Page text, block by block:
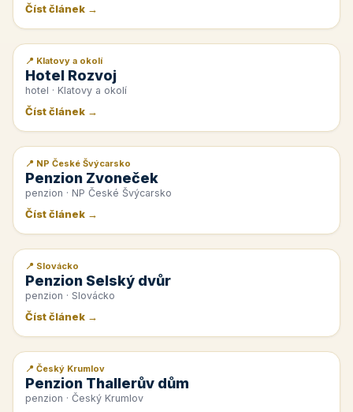
Číst článek →
📰 PR článek
📍 Klatovy a okolí
Hotel Rozvoj
hotel · Klatovy a okolí
Číst článek →
📰 PR článek
📍 NP České Švýcarsko
Penzion Zvoneček
penzion · NP České Švýcarsko
Číst článek →
📰 PR článek
📍 Slovácko
Penzion Selský dvůr
penzion · Slovácko
Číst článek →
📰 PR článek
📍 Český Krumlov
Penzion Thallerův dům
penzion · Český Krumlov